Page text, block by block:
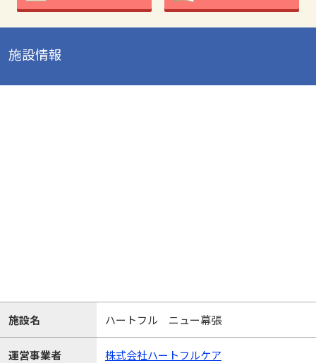
施設情報
施設名 ハートフル ニュー幕張
運営事業者 株式会社ハートフルケア